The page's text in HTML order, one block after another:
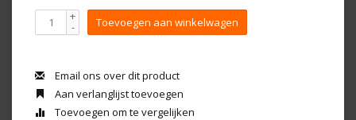
+
- Toevoegen aan winkelwagen
Email ons over dit product
Aan verlanglijst toevoegen
Toevoegen om te vergelijken